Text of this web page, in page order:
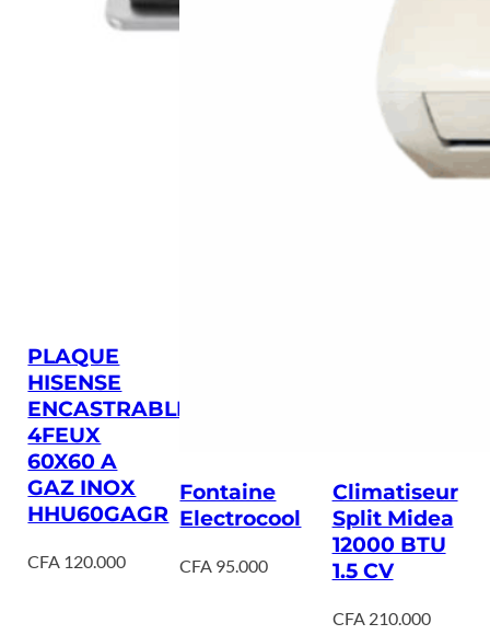
PLAQUE
HISENSE
ENCASTRABLE
4FEUX
60X60 A
GAZ INOX
HHU60GAGR
CFA 120.000
Fontaine
Electrocool
CFA 95.000
Climatiseur
Split Midea
12000 BTU
1.5 CV
CFA210.000